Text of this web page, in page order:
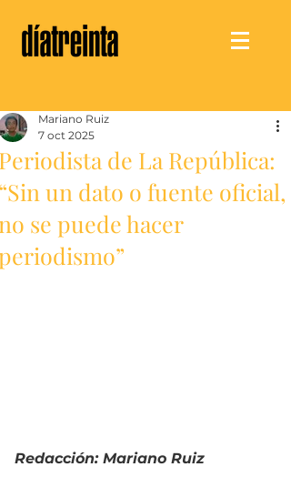
de La República:
un dato o fuente oficial,
se puede hacer
Mariano Ruiz
7 oct 2025
Redacción: Mariano Ruiz